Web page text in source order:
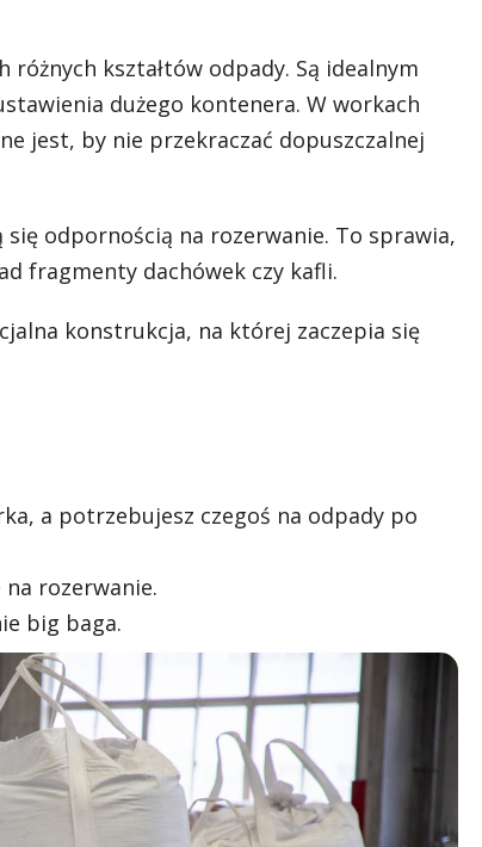
kształtów odpady. Są idealnym
dużego kontenera. W workach
jest, by nie przekraczać dopuszczalnej
odpornością na rozerwanie. To sprawia,
fragmenty dachówek czy kafli.
konstrukcja, na której zaczepia się
a potrzebujesz czegoś na odpady po
rozerwanie.
big baga.